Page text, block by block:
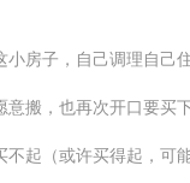
房子，自己调理自己
搬，也再次开口要买
不起（或许买得起，可